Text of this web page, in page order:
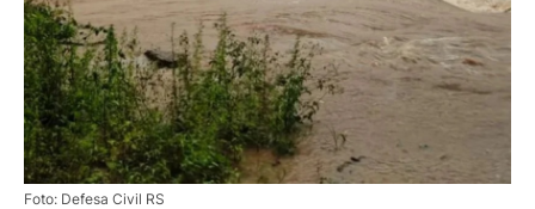
Foto: Defesa Civil RS